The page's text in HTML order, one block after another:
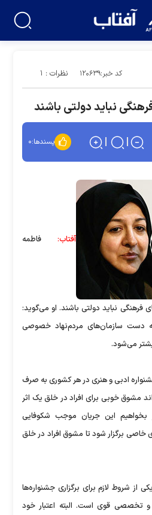
کد خبر:۱۲۰۶۳۹ نظرات : ۱
نباید دولتی باشند
پسندها:۰
آفتاب: فاطمه
نباید دولتی باشند. او می‌گوید:
به دست سازمان‌های مردم‌نهاد خصوصی
می‌شود.
ادبی و هنری در هر کشوری به صرف
مشوق خوبی برای افراد در خلق یک اثر
بخواهیم این جریان موجب شکوفایی
خاصی برگزار شود تا مشوق افراد در خلق
از شروط لازم برای برگزاری جشنواره‌ها
تخصصی قوی است. البته اعتبار خود